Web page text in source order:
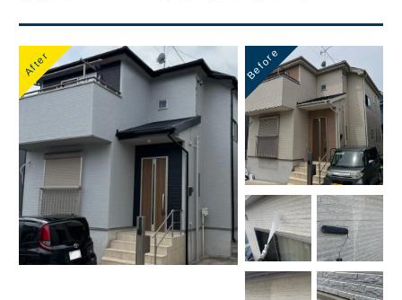
After Before